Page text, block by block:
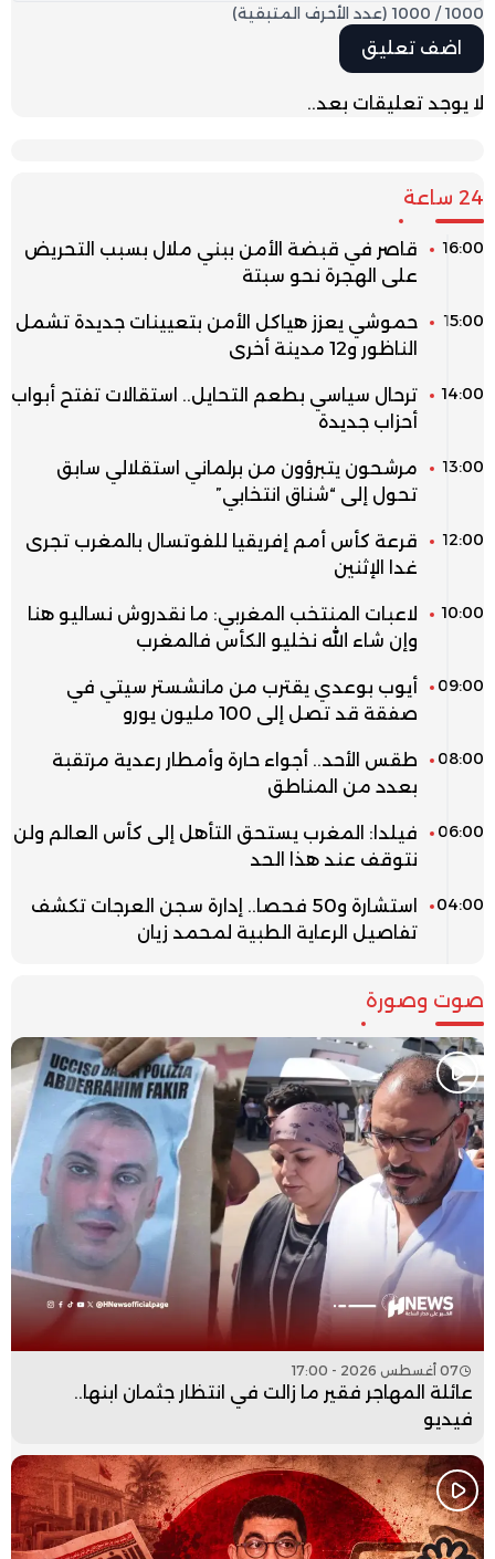
1000
/
1000 (عدد الأحرف المتبقية)
لا يوجد تعليقات بعد..
24 ساعة
16:00
قاصر في قبضة الأمن ببني ملال بسبب التحريض
على الهجرة نحو سبتة
15:00
حموشي يعزز هياكل الأمن بتعيينات جديدة تشمل
الناظور و12 مدينة أخرى
14:00
ترحال سياسي بطعم التحايل.. استقالات تفتح أبواب
أحزاب جديدة
13:00
مرشحون يتبرؤون من برلماني استقلالي سابق
تحول إلى “شناق انتخابي”
12:00
قرعة كأس أمم إفريقيا للفوتسال بالمغرب تجرى
غدا الإثنين
10:00
لاعبات المنتخب المغربي: ما نقدروش نساليو هنا
وإن شاء الله نخليو الكأس فالمغرب
09:00
أيوب بوعدي يقترب من مانشستر سيتي في
صفقة قد تصل إلى 100 مليون يورو
08:00
طقس الأحد.. أجواء حارة وأمطار رعدية مرتقبة
بعدد من المناطق
06:00
فيلدا: المغرب يستحق التأهل إلى كأس العالم ولن
نتوقف عند هذا الحد
04:00
استشارة و50 فحصا.. إدارة سجن العرجات تكشف
تفاصيل الرعاية الطبية لمحمد زيان
صوت وصورة
07 أغسطس 2026 - 17:00
عائلة المهاجر فقير ما زالت في انتظار جثمان ابنها..
فيديو